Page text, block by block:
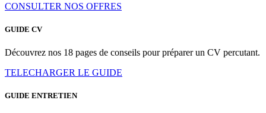
CONSULTER NOS OFFRES
GUIDE CV
Découvrez nos 18 pages de conseils pour préparer un CV percutant.
TELECHARGER LE GUIDE
GUIDE ENTRETIEN